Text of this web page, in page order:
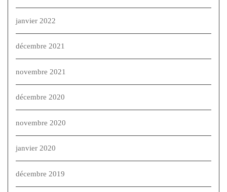
janvier 2022
décembre 2021
novembre 2021
décembre 2020
novembre 2020
janvier 2020
décembre 2019